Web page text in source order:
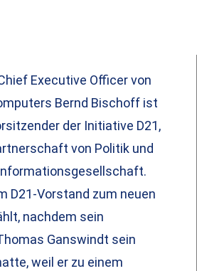
Executive Officer von
Bernd Bischoff ist
der Initiative D21,
von Politik und
D21-Vorstand zum neuen
nachdem sein
Ganswindt sein
weil er zu einem